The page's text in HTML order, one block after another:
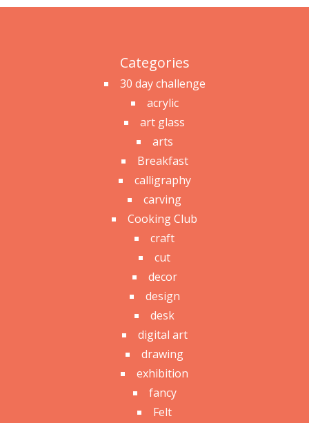
Categories
30 day challenge
acrylic
art glass
arts
Breakfast
calligraphy
carving
Cooking Club
craft
cut
decor
design
desk
digital art
drawing
exhibition
fancy
Felt